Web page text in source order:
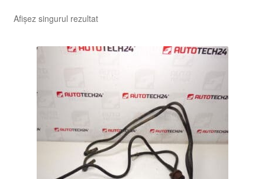
Despre noi
Finalizare comandă
Plângere
Afișez singurul rezultat